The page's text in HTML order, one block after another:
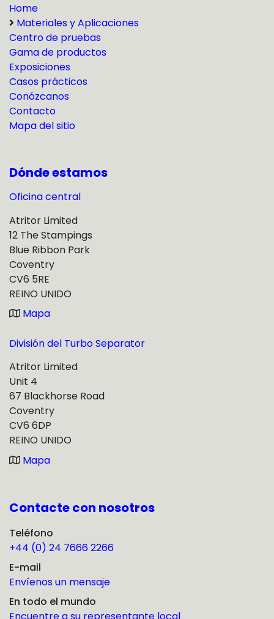
Home
Materiales y Aplicaciones
Centro de pruebas
Gama de productos
Exposiciones
Casos prácticos
Conózcanos
Contacto
Mapa del sitio
Dónde estamos
Oficina central
Atritor Limited
12 The Stampings
Blue Ribbon Park
Coventry
CV6 5RE
REINO UNIDO
Mapa
División del Turbo Separator
Atritor Limited
Unit 4
67 Blackhorse Road
Coventry
CV6 6DP
REINO UNIDO
Mapa
Contacte con nosotros
Teléfono
+44 (0) 24 7666 2266
E-mail
Envíenos un mensaje
En todo el mundo
Encuentre a su representante local